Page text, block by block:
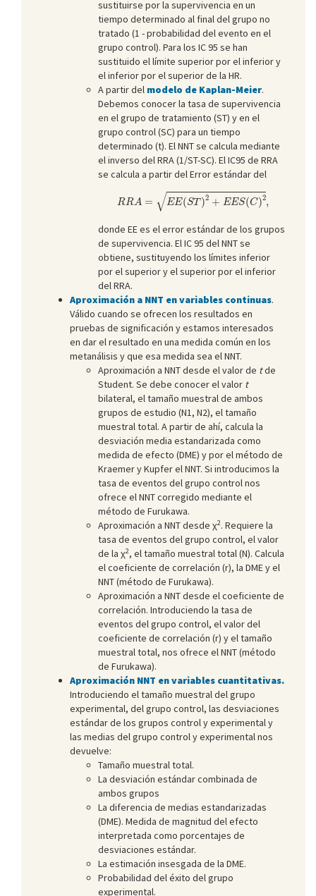
sustituirse por la supervivencia en un
tiempo determinado al final del grupo no
tratado (1 - probabilidad del evento en el
grupo control). Para los IC 95 se han
sustituido el límite superior por el inferior y
el inferior por el superior de la HR.
A partir del modelo de Kaplan-Meier.
Debemos conocer la tasa de supervivencia
en el grupo de tratamiento (ST) y en el
grupo control (SC) para un tiempo
determinado (t). El NNT se calcula mediante
el inverso del RRA (1/ST-SC). El IC95 de RRA
se calcula a partir del Error estándar del
RRA = √EE(ST)2 + EES(C)2,
EE(ST)2+EES(C)2,
donde EE es el error estándar de los grupos
de supervivencia. El IC 95 del NNT se
obtiene, sustituyendo los límites inferior
por el superior y el superior por el inferior
del RRA.
Aproximación a NNT en variables continuas.
Válido cuando se ofrecen los resultados en
pruebas de significación y estamos interesados
en dar el resultado en una medida común en los
metanálisis y que esa medida sea el NNT.
Aproximación a NNT desde el valor de tde
Student. Se debe conocer el valor t
bilateral, el tamaño muestral de ambos
grupos de estudio (N1, N2), el tamaño
muestral total. A partir de ahí, calcula la
desviación media estandarizada como
medida de efecto (DME) y por el método de
Kraemer y Kupfer el NNT. Si introducimos la
tasa de eventos del grupo control nos
ofrece el NNT corregido mediante el
método de Furukawa.
Aproximación a NNT desde χ2. Requiere la
tasa de eventos del grupo control, el valor
de la χ2, el tamaño muestral total (N). Calcula
el coeficiente de correlación (r), la DME y el
NNT (método de Furukawa).
Aproximación a NNT desde el coeficiente de
correlación. Introduciendo la tasa de
eventos del grupo control, el valor del
coeficiente de correlación (r) y el tamaño
muestral total, nos ofrece el NNT (método
de Furukawa).
Aproximación NNT en variables cuantitativas.
Introduciendo el tamaño muestral del grupo
experimental, del grupo control, las desviaciones
estándar de los grupos control y experimental y
las medias del grupo control y experimental nos
devuelve:
Tamaño muestral total.
La desviación estándar combinada de
ambos grupos
La diferencia de medias estandarizadas
(DME). Medida de magnitud del efecto
interpretada como porcentajes de
desviaciones estándar.
La estimación insesgada de la DME.
Probabilidad del éxito del grupo
experimental.